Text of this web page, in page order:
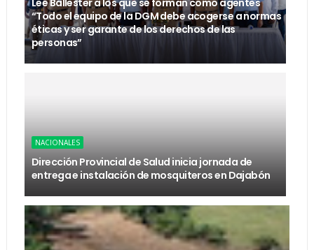
Lee Ballester a los que se forman como agentes
“Todo el equipo de la DGM debe acogerse a normas
éticas y ser garante de los derechos de las
personas”
NACIONALES
Dirección Provincial de Salud inicia jornada de
entrega e instalación de mosquiteros en Dajabón